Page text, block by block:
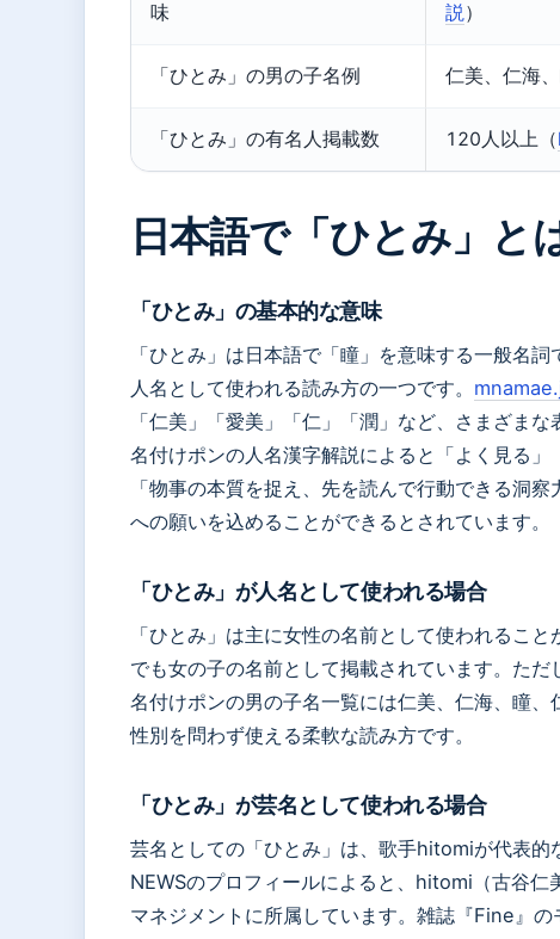
味
説）
「ひとみ」の男の子名例 仁美、仁海
「ひとみ」の有名人掲載数 120人以上（
日本語で「ひとみ」と
「ひとみ」の基本的な意味
「ひとみ」は日本語で「瞳」を意味する一般名詞
人名として使われる読み方の一つです。
「仁美」「愛美」「仁」「潤」など、さまざま
名付けポンの人名漢字解説によると「よく見る」
「物事の本質を捉え、先を読んで行動できる洞察
への願いを込めることができるとされています。
「ひとみ」が人名として使われる場合
「ひとみ」は主に女性の名前として使われること
でも女の子の名前として掲載されています。ただ
名付けポンの男の子名一覧には仁美、仁海、瞳、
性別を問わず使える柔軟な読み方です。
「ひとみ」が芸名として使われる場合
芸名としての「ひとみ」は、歌手hitomiが代表的
NEWSのプロフィールによると、hitomi（古谷仁
マネジメントに所属しています。雑誌『Fine』の